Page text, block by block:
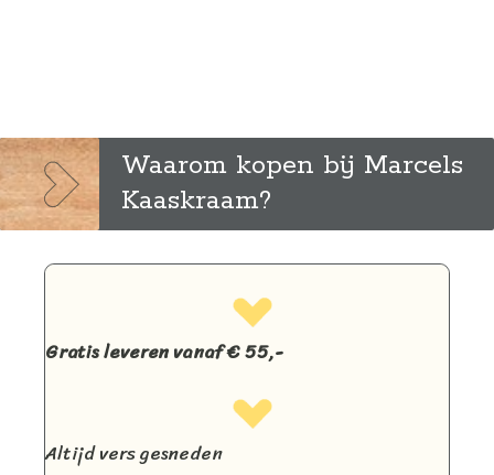
Waarom kopen bij Marcels
Kaaskraam?
Gratis leveren vanaf € 55,-
Altijd vers gesneden